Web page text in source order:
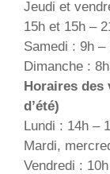
Jeudi et
15h et 15h –
Samedi : 9h –
Dimanche :
Horaires des
d’été)
Lundi : 14h –
Mardi,
Vendredi :